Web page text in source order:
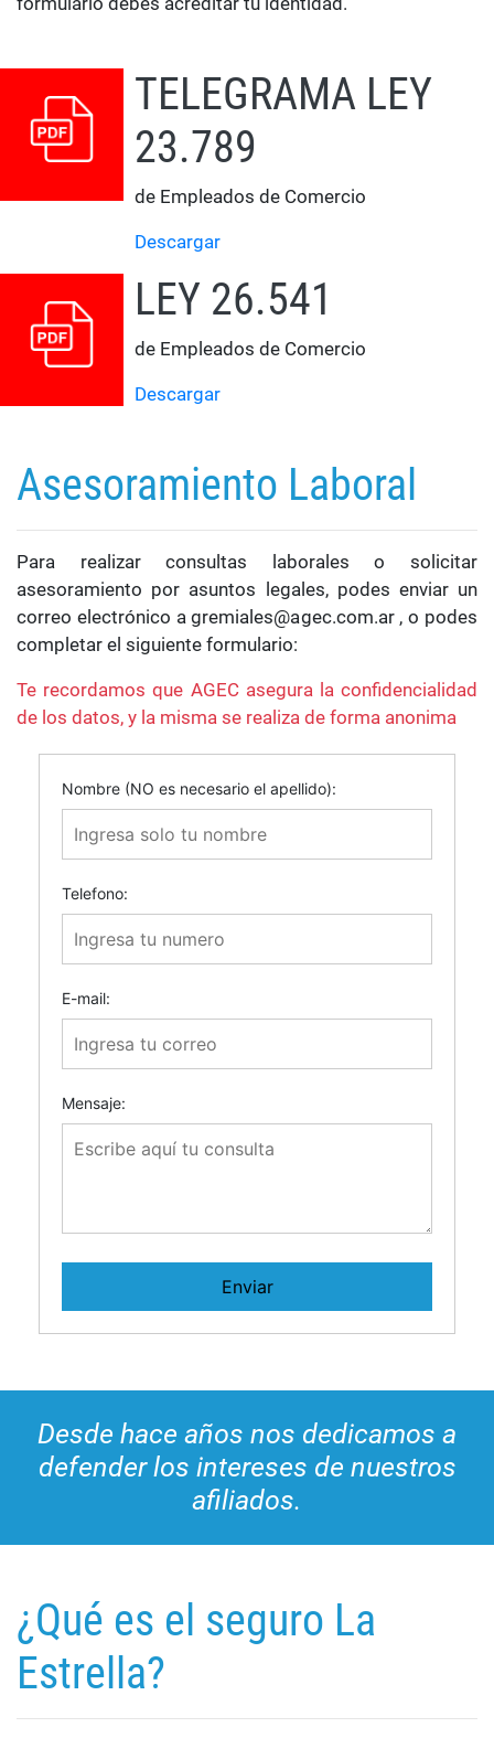
TELEGRAMA LEY
23.789
de Empleados de Comercio
Descargar
LEY 26.541
de Empleados de Comercio
Descargar
Asesoramiento Laboral
Para realizar consultas laborales o solicitar
asesoramiento por asuntos legales, podes enviar un
correo electrónico a gremiales@agec.com.ar , o podes
completar el siguiente formulario:
Te recordamos que AGEC asegura la confidencialidad
de los datos, y la misma se realiza de forma anonima
Nombre (NO es necesario el apellido):
Telefono:
E-mail:
Mensaje:
Desde hace años nos dedicamos a
defender los intereses de nuestros
afiliados.
¿Qué es el seguro La
Estrella?